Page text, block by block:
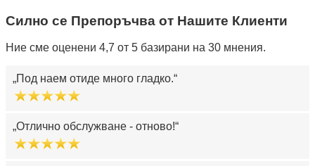
Силно се Препоръчва от Нашите Клиенти
Ние сме оценени 4,7 от 5 базирани на 30 мнения.
Под наем отиде много гладко.
Отлично обслужване - отново!